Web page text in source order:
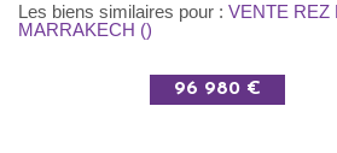
Les biens similaires pour : VENTE REZ
MARRAKECH ()
96 980 €